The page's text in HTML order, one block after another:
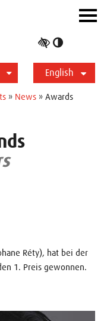
contrast
English
Deutsch
ein-/
» News » Awards
Réty), hat bei der
1. Preis gewonnen.